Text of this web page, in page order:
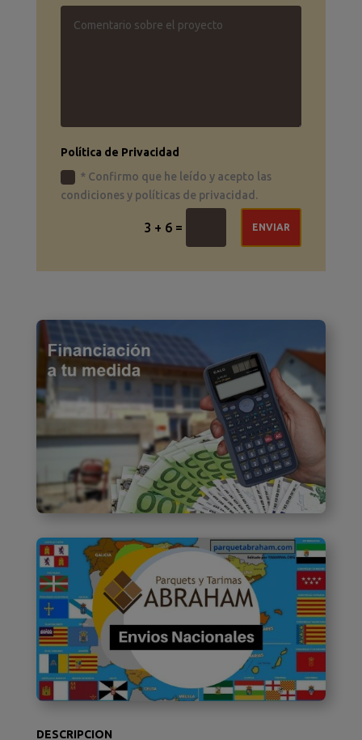
Política de Privacidad
* Confirmo que he leído y acepto las
condiciones y políticas de privacidad.
3 + 6 = ENVIAR
DESCRIPCION